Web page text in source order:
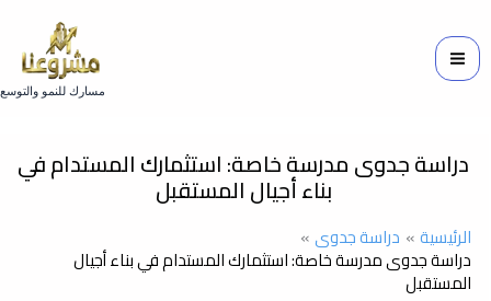
مسارك للنمو والتوسع
دراسة جدوى مدرسة خاصة: استثمارك المستدام في
بناء أجيال المستقبل
الرئيسية دراسة جدوى
دراسة جدوى مدرسة خاصة: استثمارك المستدام في بناء أجيال
المستقبل